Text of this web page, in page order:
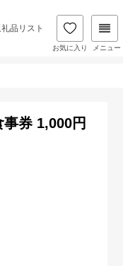
品リスト
お気に入り メニュー
券 1,000円